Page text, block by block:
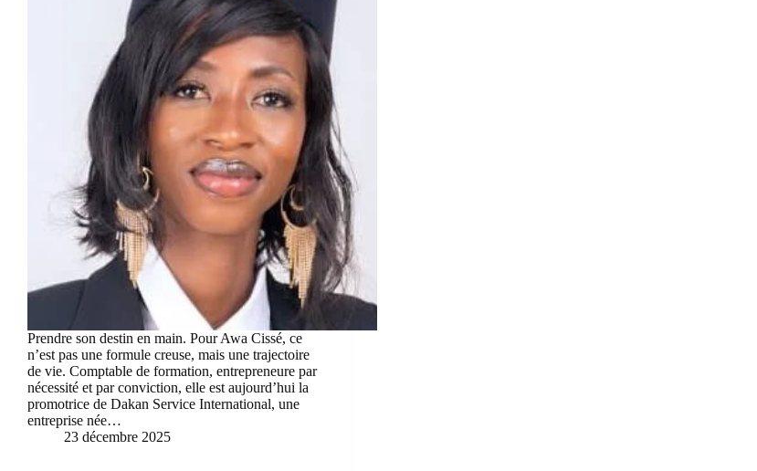
Prendre son destin en main. Pour Awa Cissé, ce
n’est pas une formule creuse, mais une trajectoire
de vie. Comptable de formation, entrepreneure par
nécessité et par conviction, elle est aujourd’hui la
promotrice de Dakan Service International, une
entreprise née…
23 décembre 2025